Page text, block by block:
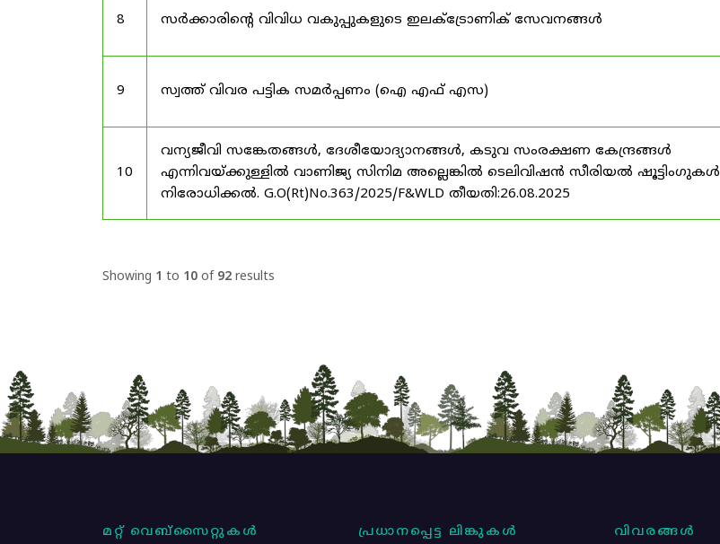
8 സർക്കാരിന്റെ വിവിധ വകുപ്പുകളുടെ ഇലക്ട്രോണിക് സേവനങ്ങൾ
9 സ്വത്ത് വിവര പട്ടിക സമർപ്പണം (ഐ എഫ് എസ)
10
വന്യജീവി സങ്കേതങ്ങൾ, ദേശീയോദ്യാനങ്ങൾ, കടുവ സംരക്ഷണ കേന്ദ്രങ്ങൾ
എന്നിവയ്ക്കുള്ളിൽ വാണിജ്യ സിനിമ അല്ലെങ്കിൽ ടെലിവിഷൻ സീരിയൽ ഷൂട്ടിംഗുകൾ
നിരോധിക്കൽ. G.O(Rt)No.363/2025/F&WLD തീയതി:26.08.2025
Showing 1 to 10 of 92 results
മറ്റ് വെബ്സൈറ്റുകൾ പ്രധാനപ്പെട്ട ലിങ്കുകൾ വിവരങ്ങൾ